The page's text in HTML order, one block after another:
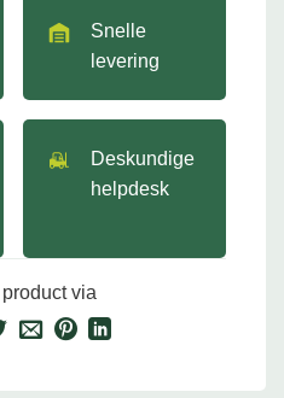
Snelle
levering
Deskundige
helpdesk
via